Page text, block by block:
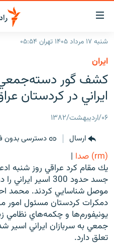
لینک‌های
قابلیت
دسترسی
بازگشت
به
منوی
اصلی
رفتن
صفحه
جستجو
ایران
جهان
برنامه‌های رادیویی
فرکانس‌ها
پادکست
چندرسانه‌ای
گزارش‌های تصویری
گزارش‌های ویدئویی
زنان فردا
English
به ما بپیوندید
شنبه ۱۷ مرداد ۱۴۰۵ تهران ۰۵:۵۴
ايران
ايراني در کردستان
۰۶/اردیبهشت/۱۳۸۲
ارسال
دسترسی بدون
(rm) صدا
|
يك مقام كرد عراقي روز شنبه
جسد حدود 300 اسير
موصل شناسايي كردند. محمد
دمكرات كردستان مسئول
يونيفورم‌ها و چكمه‌هاي نظامي
تعلق دارد.